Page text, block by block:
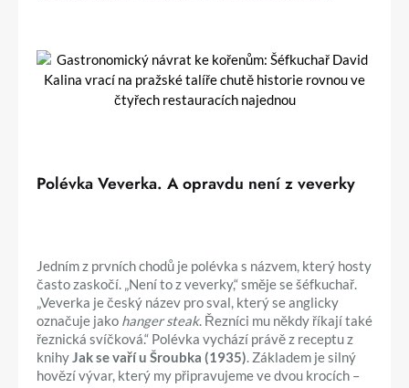
Polévka Veverka. A opravdu není z veverky
Jedním z prvních chodů je polévka s názvem, který hosty
často zaskočí. „Není to z veverky,“ směje se šéfkuchař.
„Veverka je český název pro sval, který se anglicky
označuje jako hanger steak. Řezníci mu někdy říkají také
řeznická svíčková.“ Polévka vychází právě z receptu z
knihyJak se vaří u Šroubka (1935). Základem je silný
hovězí vývar, který my připravujeme ve dvou krocích –